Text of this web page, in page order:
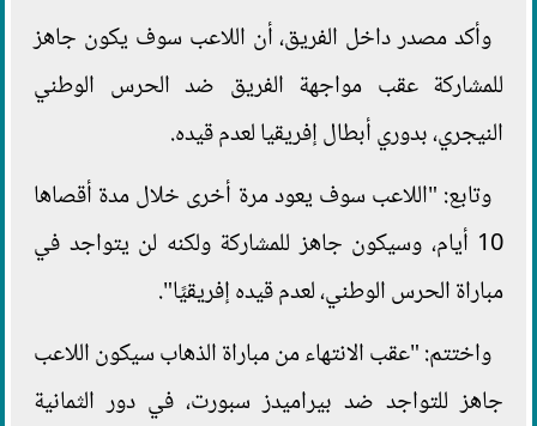
وأكد مصدر داخل الفريق، أن اللاعب سوف يكون جاهز
للمشاركة عقب مواجهة الفريق ضد الحرس الوطني
النيجري، بدوري أبطال إفريقيا لعدم قيده.
وتابع: "اللاعب سوف يعود مرة أخرى خلال مدة أقصاها
10 أيام، وسيكون جاهز للمشاركة ولكنه لن يتواجد في
مباراة الحرس الوطني، لعدم قيده إفريقيًا".
واختتم: "عقب الانتهاء من مباراة الذهاب سيكون اللاعب
جاهز للتواجد ضد بيراميدز سبورت، في دور الثمانية